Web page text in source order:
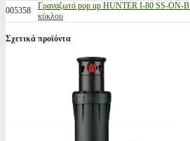
005358
Γραναζωτό pop up HUNTER I-80 SS-ON-B
κύκλου
Σχετικά προϊόντα